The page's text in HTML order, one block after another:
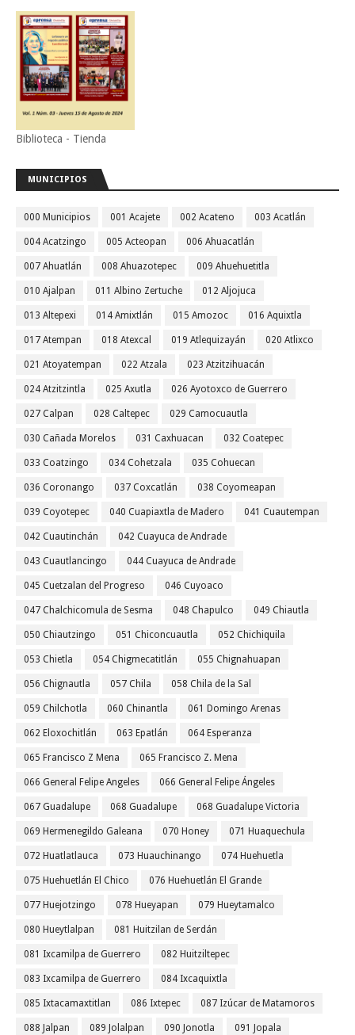
Biblioteca - Tienda
MUNICIPIOS
000 Municipios 001 Acajete 002 Acateno 003 Acatlán
004 Acatzingo 005 Acteopan 006 Ahuacatlán
007 Ahuatlán 008 Ahuazotepec 009 Ahuehuetitla
010 Ajalpan 011 Albino Zertuche 012 Aljojuca
013 Altepexi 014 Amixtlán 015 Amozoc 016 Aquixtla
017 Atempan 018 Atexcal 019 Atlequizayán 020 Atlixco
021 Atoyatempan 022 Atzala 023 Atzitzihuacán
024 Atzitzintla 025 Axutla 026 Ayotoxco de Guerrero
027 Calpan 028 Caltepec 029 Camocuautla
030 Cañada Morelos 031 Caxhuacan 032 Coatepec
033 Coatzingo 034 Cohetzala 035 Cohuecan
036 Coronango 037 Coxcatlán 038 Coyomeapan
039 Coyotepec 040 Cuapiaxtla de Madero 041 Cuautempan
042 Cuautinchán 042 Cuayuca de Andrade
043 Cuautlancingo 044 Cuayuca de Andrade
045 Cuetzalan del Progreso 046 Cuyoaco
047 Chalchicomula de Sesma 048 Chapulco 049 Chiautla
050 Chiautzingo 051 Chiconcuautla 052 Chichiquila
053 Chietla 054 Chigmecatitlán 055 Chignahuapan
056 Chignautla 057 Chila 058 Chila de la Sal
059 Chilchotla 060 Chinantla 061 Domingo Arenas
062 Eloxochitlán 063 Epatlán 064 Esperanza
065 Francisco Z Mena 065 Francisco Z. Mena
066 General Felipe Angeles 066 General Felipe Ángeles
067 Guadalupe 068 Guadalupe 068 Guadalupe Victoria
069 Hermenegildo Galeana 070 Honey 071 Huaquechula
072 Huatlatlauca 073 Huauchinango 074 Huehuetla
075 Huehuetlán El Chico 076 Huehuetlán El Grande
077 Huejotzingo 078 Hueyapan 079 Hueytamalco
080 Hueytlalpan 081 Huitzilan de Serdán
081 Ixcamilpa de Guerrero 082 Huitziltepec
083 Ixcamilpa de Guerrero 084 Ixcaquixtla
085 Ixtacamaxtitlan 086 Ixtepec 087 Izúcar de Matamoros
088 Jalpan 089 Jolalpan 090 Jonotla 091 Jopala